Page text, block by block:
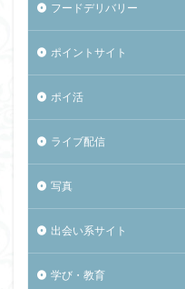
フードデリバリー
ポイントサイト
ポイ活
ライブ配信
写真
出会い系サイト
学び・教育